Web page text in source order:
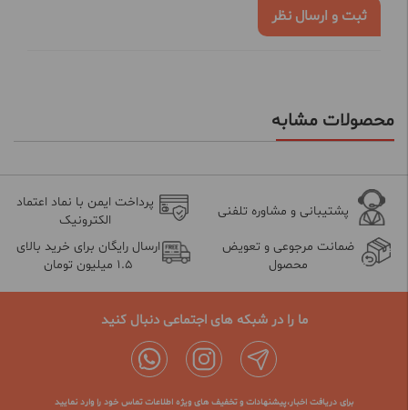
ثبت و ارسال نظر
محصولات مشابه
پشتیبانی و مشاوره تلفنی
پرداخت ایمن با نماد اعتماد
الکترونیک
ضمانت مرجوعی و تعویض
محصول
ارسال رایگان برای خرید بالای
1.5 میلیون تومان
ما را در شبکه های اجتماعی دنبال کنید
برای دریافت اخبار،پیشنهادات و تخفیف های ویژه اطلاعات تماس خود را وارد نمایید